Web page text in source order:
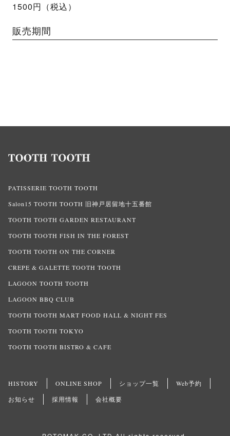
1500円（税込）
販売期間
PATISSERIE TOOTH TOOTH
Salon15 TOOTH TOOTH 旧神戸居留地十五番館
TOOTH TOOTH GARDEN RESTAURANT
TOOTH TOOTH FISH IN THE FOREST
TOOTH TOOTH ON THE CORNER
CREPE & GALETTE TOOTH TOOTH
LAGOON TOOTH TOOTH
LAGOON BBQ CLUB
TOOTH TOOTH MART FOOD HALL & NIGHT FES
TOOTH TOOTH TOKYO
TOOTH TOOTH BISTRO & CAFE
HISTORY ONLINE SHOP ショップ一覧
Web予約
お知らせ
採用情報 会社概要